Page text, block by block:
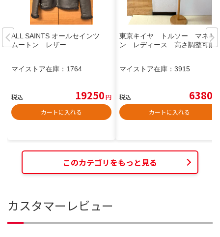
ALL SAINTS オールセインツ
ムートン レザー
マイストア在庫： 1764
税込 19250円
カートに入れる
東京キイヤ トルソー マネキ
ン レディース 高さ調整可能
マイストア在庫： 3915
税込 6380
カートに入れる
このカテゴリをもっと見る
カスタマーレビュー